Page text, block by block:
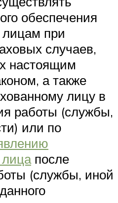
обеспечения
при
случаев,
настоящим
а также
лицу в
работы (службы,
или по
лицапосле
(службы, иной